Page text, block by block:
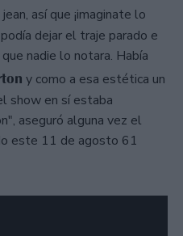
así que ¡imaginate lo
dejar el traje parado e
nadie lo notara. Había
y como a esa estética un
show en sí estaba
aseguró alguna vez el
este 11 de agosto 61